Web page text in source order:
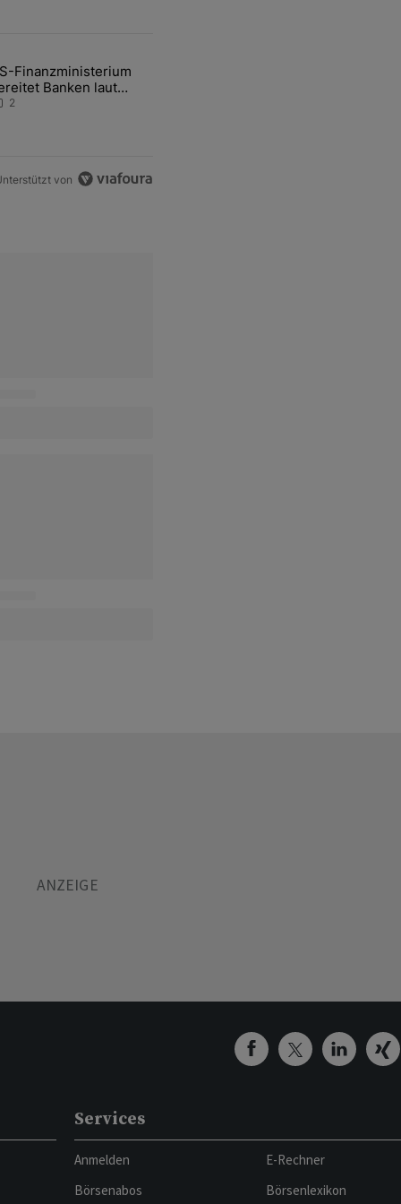
Artikel der letzten 7 days.
Awareness: Alles über den Retter-Deal" mit 3 kommentare.
mit dem Titel "US-Finanzministerium bereitet Banken laut
Finanzministerium
Banken laut
auf eventuelle
2
von
Services
Anmelden
Börsenabos
E-Rechner
Börsenlexikon